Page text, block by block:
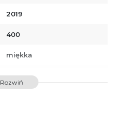
2019
400
miękka
9788379761814
Rozwiń